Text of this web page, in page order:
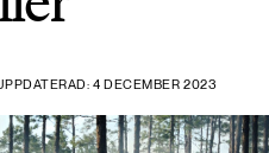
4 DECEMBER 2023